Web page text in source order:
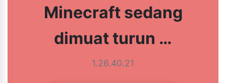
Minecraft sedang
dimuat turun …
1.26.40.21